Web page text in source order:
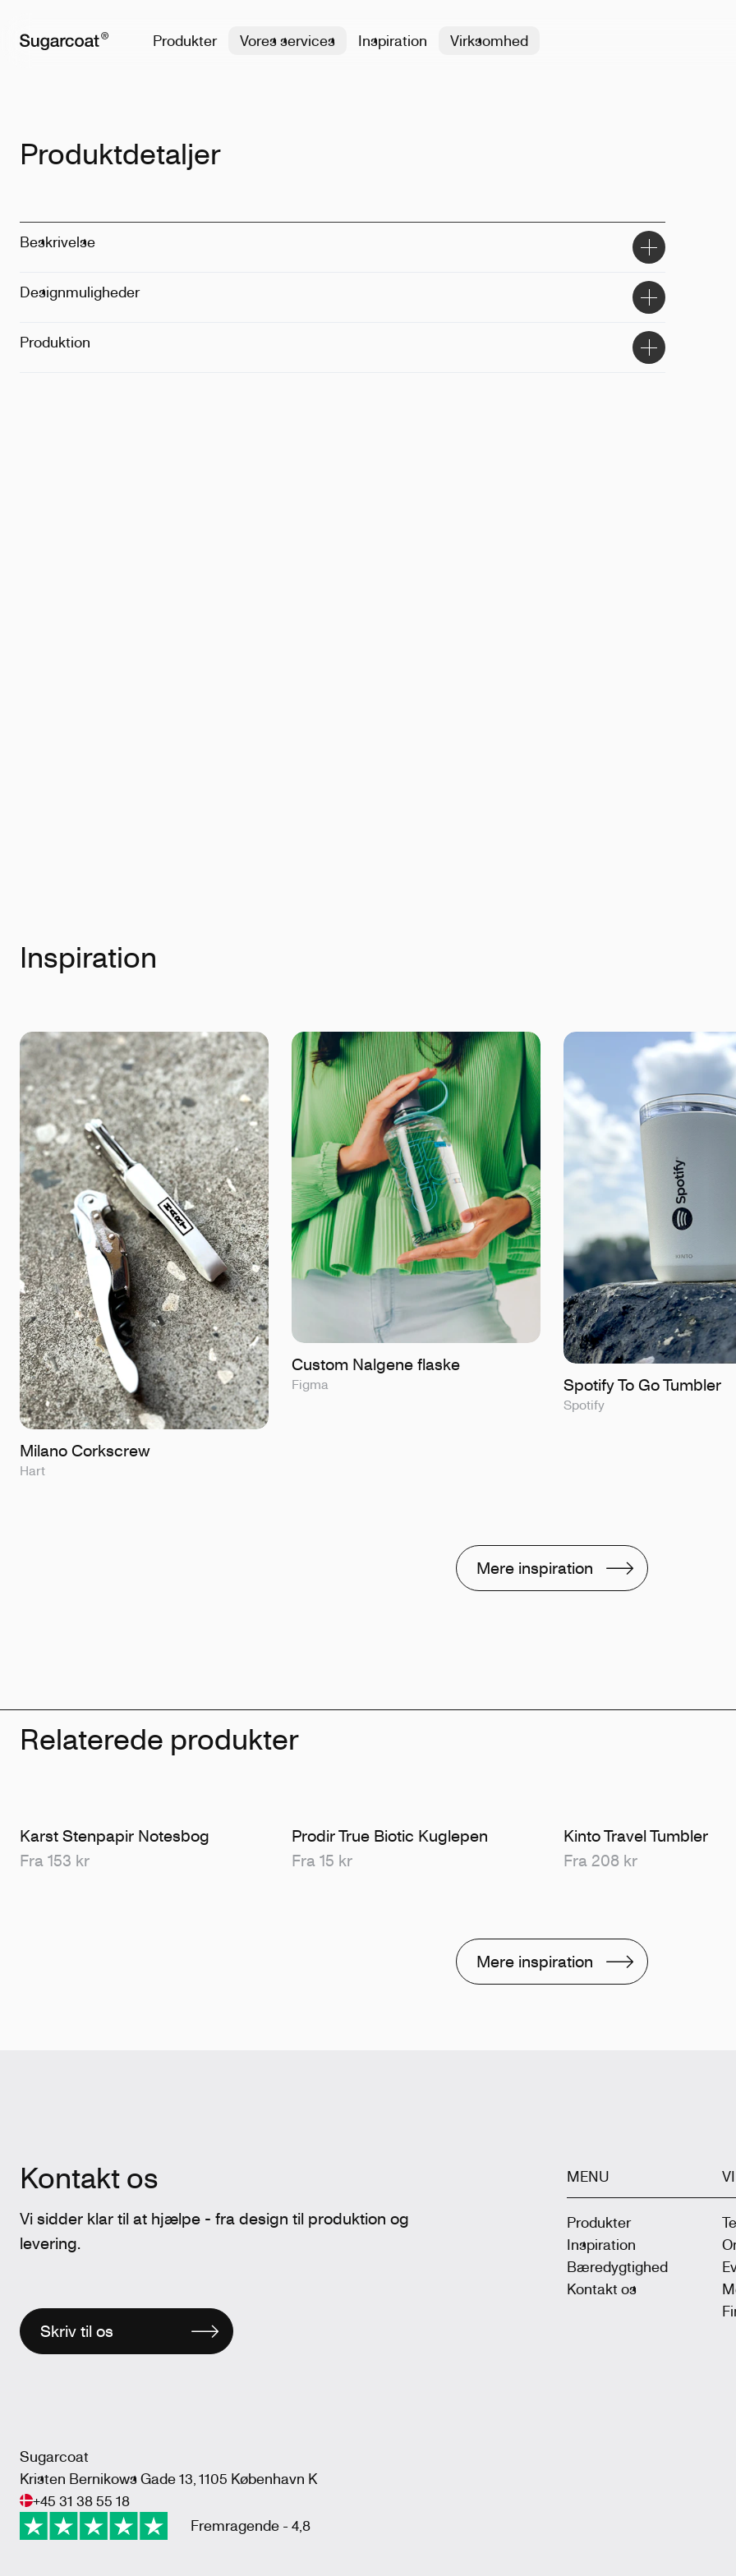
Produkter Vores services Inspiration Virksomhed
Produktdetaljer
Beskrivelse
Designmuligheder
Produktion
Inspiration
Milano Corkscrew
Hart
Custom Nalgene flaske
Figma Spotify To Go Tumbler
Spotify
Mere inspiration
Relaterede produkter
Karst Stenpapir Notesbog
Fra 153 kr
Prodir True Biotic Kuglepen
Fra 15 kr
Kinto Travel Tumbler
Fra 208 kr
Mere inspiration
Kontakt os
Vi sidder klar til at hjælpe - fra design til produktion og
levering.
Skriv til os
Sugarcoat
Kristen Bernikows Gade 13, 1105 København K
+45 31 38 55 18
Fremragende - 4,8
MENU
Produkter
Inspiration
Bæredygtighed
Kontakt os